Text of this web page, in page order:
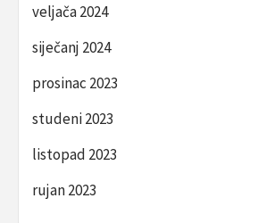
veljača 2024
siječanj 2024
prosinac 2023
studeni 2023
listopad 2023
rujan 2023